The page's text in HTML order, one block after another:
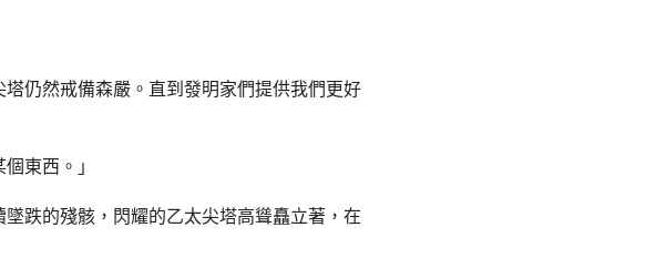
仍然戒備森嚴。直到發明家們提供我們更好
東西。」
墜跌的殘骸，閃耀的乙太尖塔高聳矗立著，在